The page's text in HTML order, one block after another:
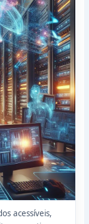
acessíveis,